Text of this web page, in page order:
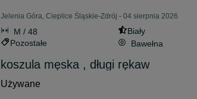
Jelenia Góra, Cieplice Śląskie-Zdrój - 04 sierpnia 2026
M / 48
Biały
Pozostałe
Bawełna
koszula męska , długi rękaw
Używane